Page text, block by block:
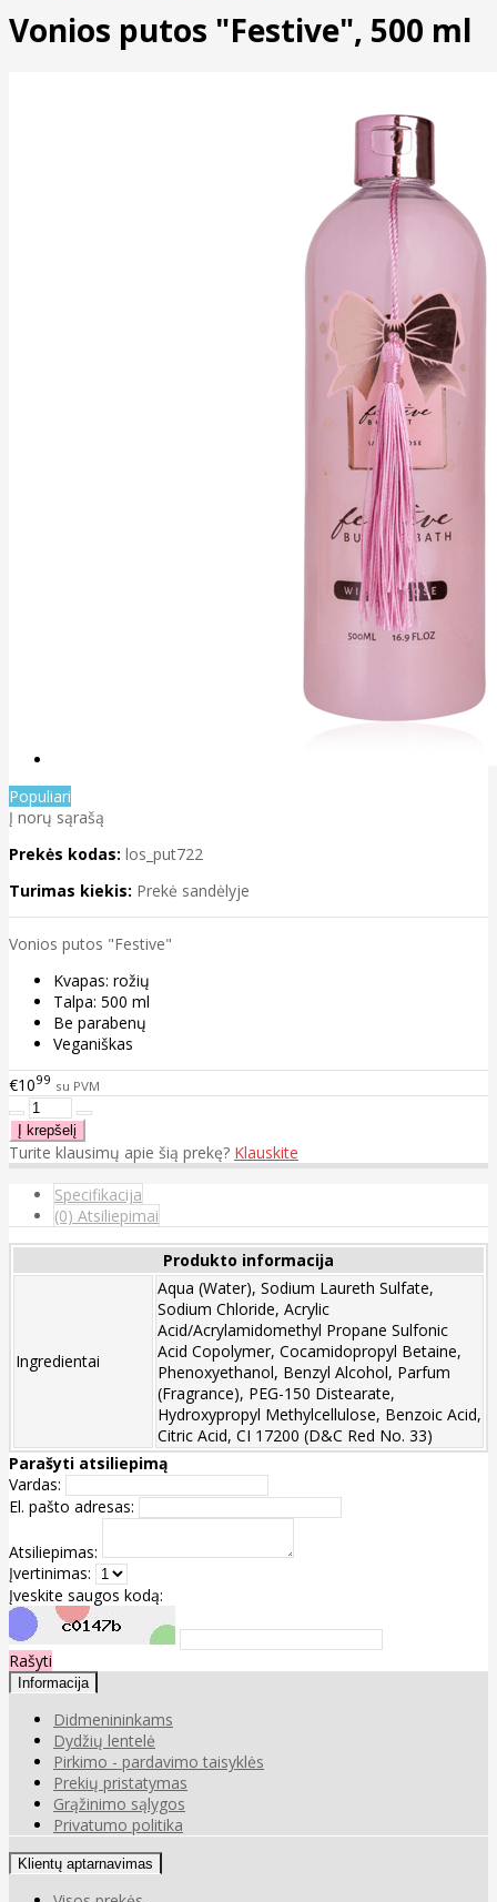
Vonios putos "Festive", 500 ml
Populiari
Į norų sąrašą
Prekės kodas: los_put722
Turimas kiekis: Prekė sandėlyje
Vonios putos "Festive"
Kvapas: rožių
Talpa: 500 ml
Be parabenų
Veganiškas
€1099 su PVM
Turite klausimų apie šią prekę? Klauskite
Specifikacija
(0) Atsiliepimai
Produkto informacija
Ingredientai
Aqua (Water), Sodium Laureth Sulfate,
Sodium Chloride, Acrylic
Acid/Acrylamidomethyl Propane Sulfonic
Acid Copolymer, Cocamidopropyl Betaine,
Phenoxyethanol, Benzyl Alcohol, Parfum
(Fragrance), PEG-150 Distearate,
Hydroxypropyl Methylcellulose, Benzoic Acid,
Citric Acid, CI 17200 (D&C Red No. 33)
Parašyti atsiliepimą
Vardas:
El. pašto adresas:
Atsiliepimas:
Įvertinimas:
Įveskite saugos kodą:
Rašyti
Informacija
Didmenininkams
Dydžių lentelė
Pirkimo - pardavimo taisyklės
Prekių pristatymas
Grąžinimo sąlygos
Privatumo politika
Klientų aptarnavimas